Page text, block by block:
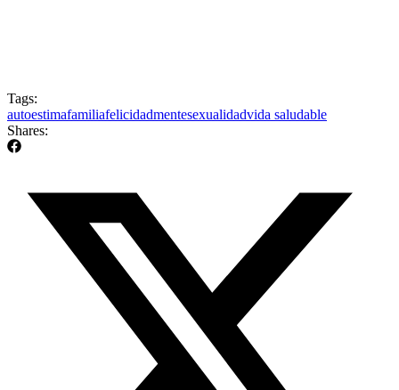
Tags:
autoestimafamiliafelicidadmentesexualidadvida saludable
Shares: